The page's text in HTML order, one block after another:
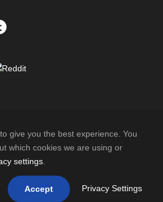
RESERVED
give you the best experience. You
which cookies we are using or
settings
Accept Privacy Settings